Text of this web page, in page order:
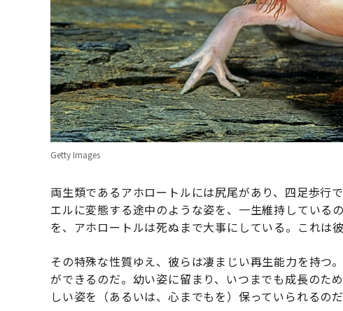
Getty Images
両生類であるアホロートルには尻尾があり、四足歩行
エルに変態する途中のような姿を、一生維持している
を、アホロートルは死ぬまで大事にしている。これは
その特殊な性質ゆえ、彼らは凄まじい再生能力を持つ
ができるのだ。幼い姿に留まり、いつまでも成長のた
しい姿を（あるいは、心までもを）保っていられるのだ